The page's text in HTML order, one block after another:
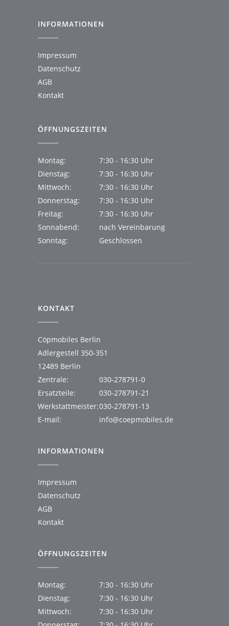
INFORMATIONEN
Impressum
Datenschutz
AGB
Kontakt
ÖFFNUNGSZEITEN
Montag:
7:30 - 16:30 Uhr
Dienstag:
7:30 - 16:30 Uhr
Mittwoch:
7:30 - 16:30 Uhr
Donnerstag:
7:30 - 16:30 Uhr
Freitag:
7:30 - 16:30 Uhr
Sonnabend:
nach Vereinbarung
Sonntag:
Geschlossen
KONTAKT
Cöpmobiles Berlin
Adlergestell 350-351
12489 Berlin
Zentrale:
030-278791-0
Ersatzteile:
030-278791-21
Werkstattmeister:030-278791-13
E-mail:
info@coepmobiles.de
INFORMATIONEN
Impressum
Datenschutz
AGB
Kontakt
ÖFFNUNGSZEITEN
Montag:
7:30 - 16:30 Uhr
Dienstag:
7:30 - 16:30 Uhr
Mittwoch:
7:30 - 16:30 Uhr